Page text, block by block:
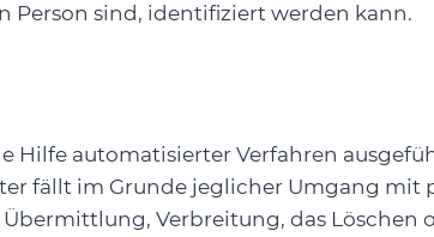
Person sind, identifiziert werden kann.
Hilfe automatisierter Verfahren
fällt im Grunde jeglicher Umgang mit
Verbreitung, das Löschen